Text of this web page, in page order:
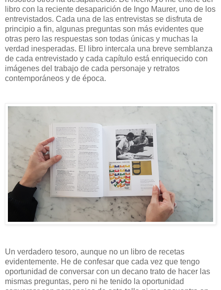
libro con la reciente desaparición de Ingo Maurer, uno de los
entrevistados. Cada una de las entrevistas se disfruta de
principio a fin, algunas preguntas son más evidentes que
otras pero las respuestas son todas únicas y muchas la
verdad inesperadas. El libro intercala una breve semblanza
de cada entrevistado y cada capítulo está enriquecido con
imágenes del trabajo de cada personaje y retratos
contemporáneos y de época.
Un verdadero tesoro, aunque no un libro de recetas
evidentemente. He de confesar que cada vez que tengo
oportunidad de conversar con un decano trato de hacer las
mismas preguntas, pero ni he tenido la oportunidad